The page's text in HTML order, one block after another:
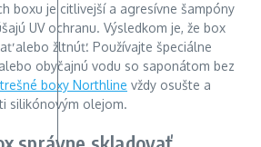
boxu je citlivejší a agresívne šampóny
UV ochranu. Výsledkom je, že box
alebo žltnúť. Používajte špeciálne
obyčajnú vodu so saponátom bez
boxy Northline vždy osušte a
silikónovým olejom.